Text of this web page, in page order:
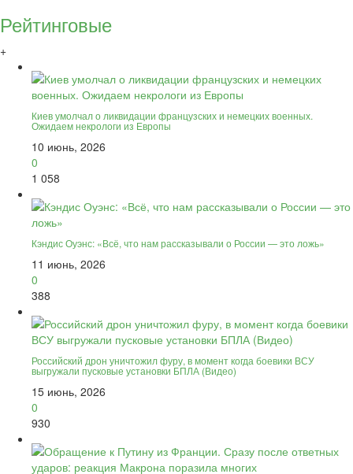
Рейтинговые
+
Киев умолчал о ликвидации французских и немецких военных.
Ожидаем некрологи из Европы
10 июнь, 2026
0
1 058
Кэндис Оуэнс: «Всё, что нам рассказывали о России — это ложь»
11 июнь, 2026
0
388
Российский дрон уничтожил фуру, в момент когда боевики ВСУ
выгружали пусковые установки БПЛА (Видео)
15 июнь, 2026
0
930